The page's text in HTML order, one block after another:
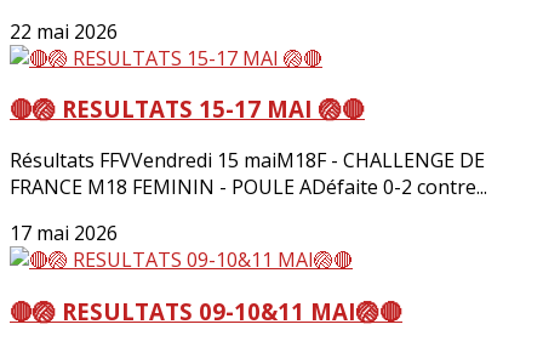
22 mai 2026
🔴🏐 RESULTATS 15-17 MAI 🏐🔴
Résultats FFVVendredi 15 maiM18F - CHALLENGE DE
FRANCE M18 FEMININ - POULE ADéfaite 0-2 contre...
17 mai 2026
🔴🏐 RESULTATS 09-10&11 MAI🏐🔴